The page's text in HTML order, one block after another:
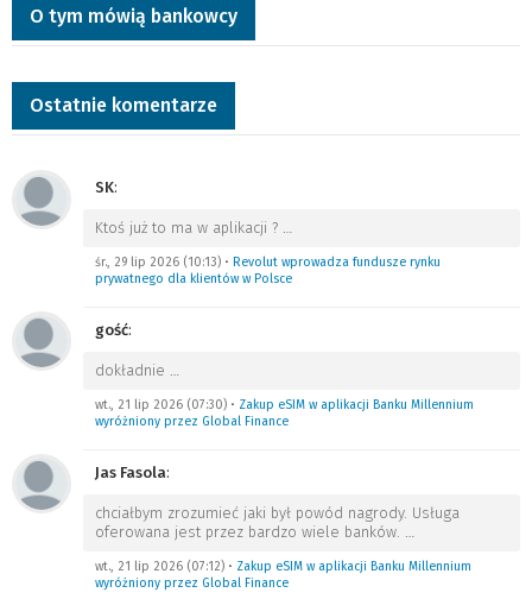
O tym mówią bankowcy
Ostatnie komentarze
SK:
Ktoś już to ma w aplikacji ? …
śr., 29 lip 2026 (10:13) • Revolut wprowadza fundusze rynku
prywatnego dla klientów w Polsce
gość:
dokładnie …
wt., 21 lip 2026 (07:30) • Zakup eSIM w aplikacji Banku Millennium
wyróżniony przez Global Finance
Jas Fasola:
chciałbym zrozumieć jaki był powód nagrody. Usługa
oferowana jest przez bardzo wiele banków. …
wt., 21 lip 2026 (07:12) • Zakup eSIM w aplikacji Banku Millennium
wyróżniony przez Global Finance